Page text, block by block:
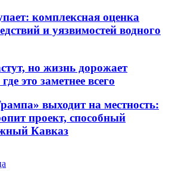
комплексная оценка
и уязвимостей водного
но жизнь дорожает
это заметнее всего
выходит на местность:
проект, способный
Кавказ